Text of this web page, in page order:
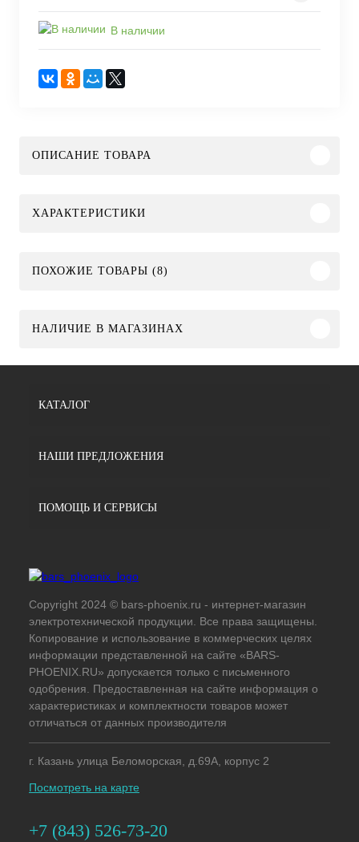
В наличии
ОПИСАНИЕ ТОВАРА
ХАРАКТЕРИСТИКИ
ПОХОЖИЕ ТОВАРЫ (8)
НАЛИЧИЕ В МАГАЗИНАХ
КАТАЛОГ
НАШИ ПРЕДЛОЖЕНИЯ
ПОМОЩЬ И СЕРВИСЫ
Copyright 2024 © bars-phoenix.ru - интернет-магазин
электротехнической продукции. Все права защищены.
Копирование и использование в коммерческих целях
информации представленной на сайте «BARS-
PHOENIX.RU» допускается только с письменного
одобрения. Предоставленная на сайте информация о
характеристиках и комплектности товаров может
отличаться от данных производителя
г. Казань улица Беломорская, д.69А, корпус 2
Посмотреть на карте
+7 (843) 526-73-20